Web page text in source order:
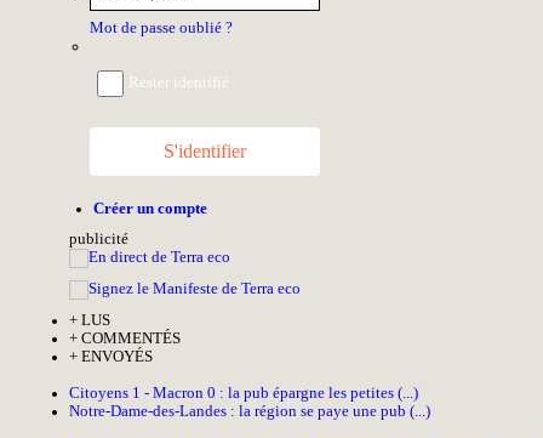
Mot de passe oublié ?
Rester identifié
S'identifier
Créer un compte
publicité
+ LUS
+ COMMENTÉS
+ ENVOYÉS
Citoyens 1 - Macron 0 : la pub épargne les petites (...)
Notre-Dame-des-Landes : la région se paye une pub (...)